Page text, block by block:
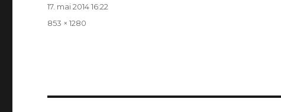
Postitatud
17. mai 2014 16:22
Täissuurus
853 × 1280